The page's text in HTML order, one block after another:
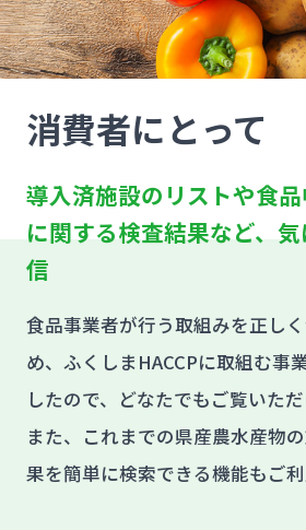
消費者にとって
導入済施設のリストや食
に関する検査結果など、
信
食品事業者が行う取組みを正し
め、ふくしまHACCPに取組む事
したので、どなたでもご覧いただ
また、これまでの県産農水産物
果を簡単に検索できる機能もご利